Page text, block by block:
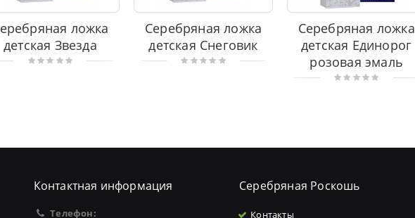
ложка
детская Звезда
Серебряная ложка
детская Снеговик
Серебряная ложка
детская Единорог
розовая эмаль
Контактная информация
Телефон:
Серебряная Роскошь
Контакты